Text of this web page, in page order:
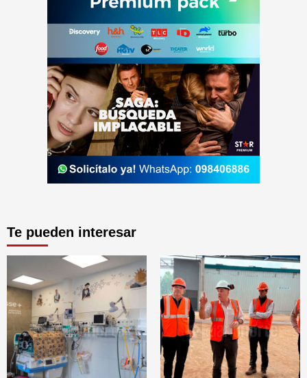
Te pueden interesar